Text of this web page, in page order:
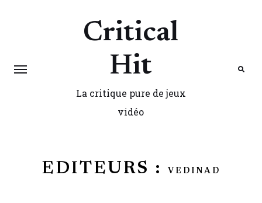
Critical
Hit
La critique pure de jeux
vidéo
EDITEURS : VEDINAD